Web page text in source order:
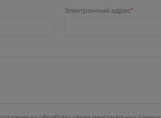
Электронный адрес